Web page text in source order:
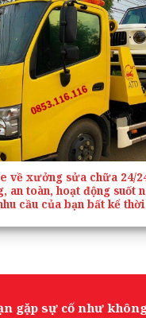
về xưởng sửa chữa 24/
an toàn, hoạt động suốt
cầu của bạn bất kể
gặp sự cố như